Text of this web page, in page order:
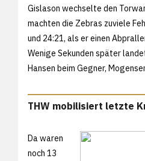
Gislason wechselte den
machten die Zebras zuviele
und 24:21, als er einen
Wenige Sekunden später
Hansen beim Gegner,
THW mobilisiert letzte
Da waren
noch 13